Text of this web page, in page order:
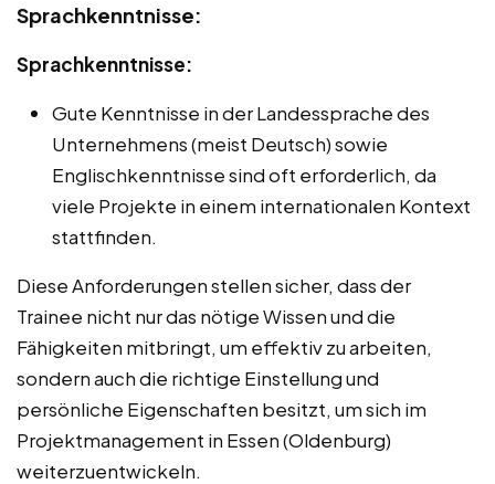
Sprachkenntnisse:
Sprachkenntnisse:
Gute Kenntnisse in der Landessprache des
Unternehmens (meist Deutsch) sowie
Englischkenntnisse sind oft erforderlich, da
viele Projekte in einem internationalen Kontext
stattfinden.
Diese Anforderungen stellen sicher, dass der
Trainee nicht nur das nötige Wissen und die
Fähigkeiten mitbringt, um effektiv zu arbeiten,
sondern auch die richtige Einstellung und
persönliche Eigenschaften besitzt, um sich im
Projektmanagement in Essen (Oldenburg)
weiterzuentwickeln.